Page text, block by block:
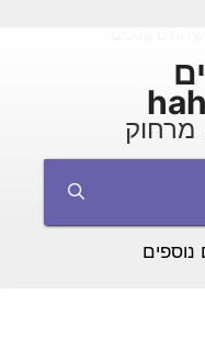
מרחוק
נוספים